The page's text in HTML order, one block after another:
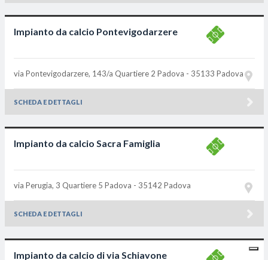
Impianto da calcio Pontevigodarzere
via Pontevigodarzere, 143/a Quartiere 2 Padova - 35133 Padova
SCHEDA E DETTAGLI
Impianto da calcio Sacra Famiglia
via Perugia, 3 Quartiere 5 Padova - 35142 Padova
SCHEDA E DETTAGLI
Impianto da calcio di via Schiavone